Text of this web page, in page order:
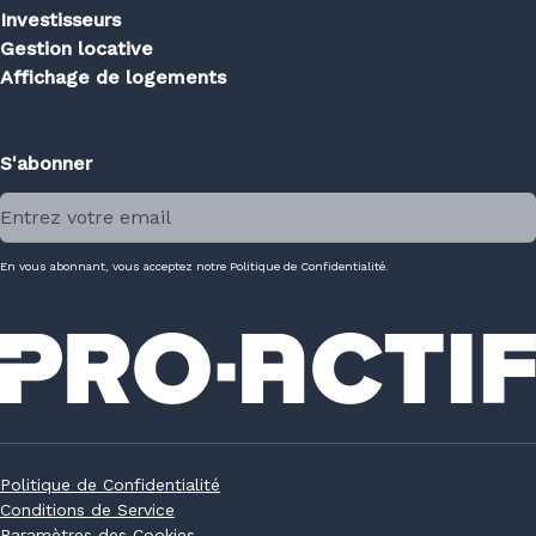
Investisseurs
Gestion locative
Affichage de logements
S'abonner
En vous abonnant, vous acceptez notre Politique de Confidentialité.
Politique de Confidentialité
Conditions de Service